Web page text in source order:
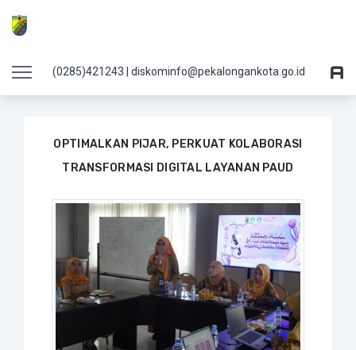
(0285)421243 | diskominfo@pekalongankota.go.id
Details Foto
OPTIMALKAN PIJAR, PERKUAT KOLABORASI
TRANSFORMASI DIGITAL LAYANAN PAUD